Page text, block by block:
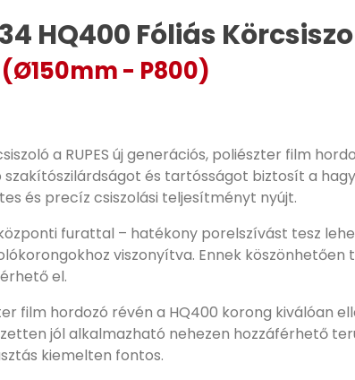
HQ400 Fóliás
(Ø150mm - P800)
a RUPES új generációs, poliészter film
és tartósságot biztosít a
és precíz csiszolási teljesítményt nyújt.
furattal – hatékony porelszívást tesz
viszonyítva. Ennek köszönhetően
el.
film hordozó révén a HQ400 korong kiválóan
jól alkalmazható nehezen hozzáférhető
kiemelten fontos.